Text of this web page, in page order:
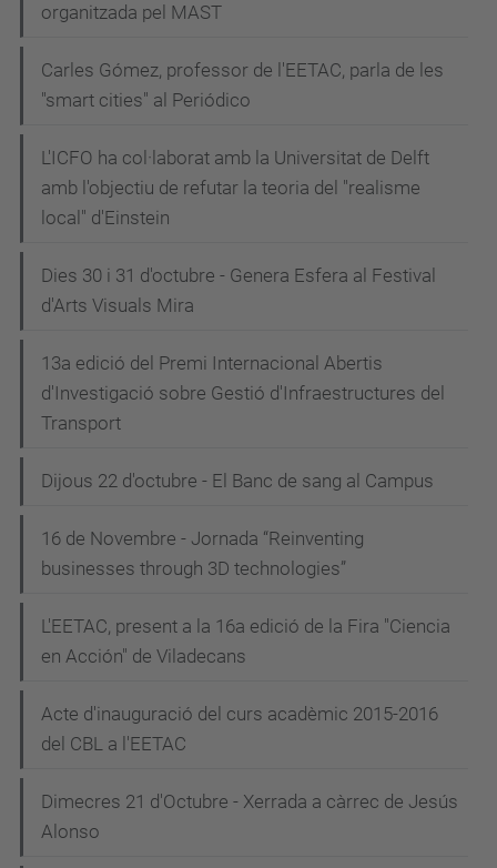
organitzada pel MAST
Carles Gómez, professor de l'EETAC, parla de les
"smart cities" al Periódico
L'ICFO ha col·laborat amb la Universitat de Delft
amb l'objectiu de refutar la teoria del "realisme
local" d'Einstein
Dies 30 i 31 d'octubre - Genera Esfera al Festival
d'Arts Visuals Mira
13a edició del Premi Internacional Abertis
d'Investigació sobre Gestió d'Infraestructures del
Transport
Dijous 22 d'octubre - El Banc de sang al Campus
16 de Novembre - Jornada “Reinventing
businesses through 3D technologies”
L'EETAC, present a la 16a edició de la Fira "Ciencia
en Acción" de Viladecans
Acte d'inauguració del curs acadèmic 2015-2016
del CBL a l'EETAC
Dimecres 21 d'Octubre - Xerrada a càrrec de Jesús
Alonso